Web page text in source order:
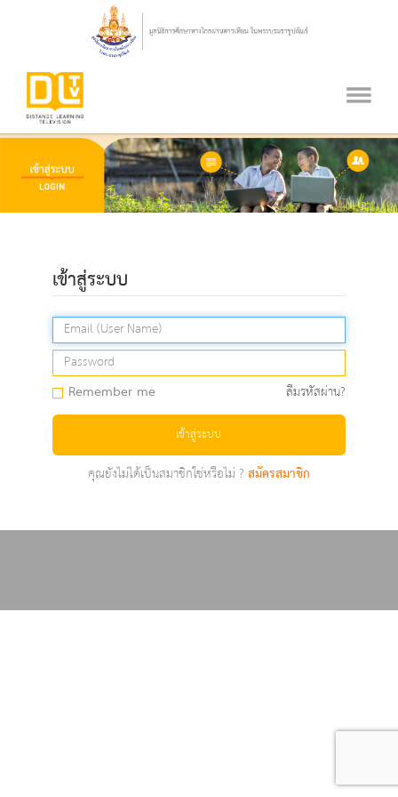
เข้าสู่ระบบ
Remember me ลืมรหัสผ่าน?
เข้าสู่ระบบ
คุณยังไม่ได้เป็นสมาชิกใช่หรือไม่ ?สมัครสมาชิก